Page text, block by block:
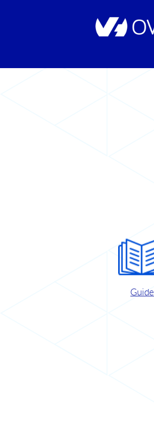
Guide